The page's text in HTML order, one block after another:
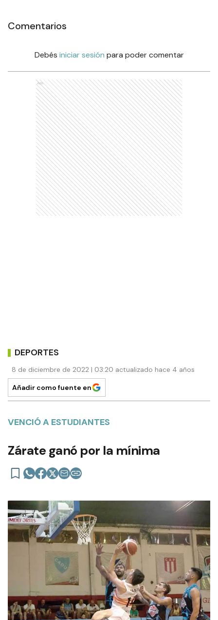
Comentarios
Debés iniciar sesión para poder comentar
Ads
DEPORTES
8 de diciembre de 2022 | 03:20 actualizado hace 4 años
Añadir como fuente en
VENCIÓ A ESTUDIANTES
Zárate ganó por la mínima